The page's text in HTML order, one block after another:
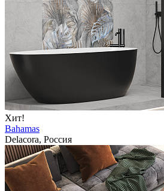
Хит!
Bahamas
Delacora, Россия